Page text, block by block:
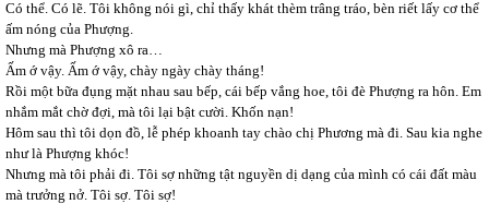
Có thể. Có lẽ. Tôi không nói gì, chỉ thấy khát thèm trâng tráo, bèn riết lấy cơ thể
ấm nóng của Phượng.
Nhưng mà Phượng xô ra…
Ấm ớ vậy. Ấm ớ vậy, chày ngày chày tháng!
Rồi một bữa đụng mặt nhau sau bếp, cái bếp vắng hoe, tôi đè Phượng ra hôn. Em
nhắm mắt chờ đợi, mà tôi lại bật cười. Khốn nạn!
Hôm sau thì tôi dọn đồ, lễ phép khoanh tay chào chị Phương mà đi. Sau kia nghe
như là Phượng khóc!
Nhưng mà tôi phải đi. Tôi sợ những tật nguyền dị dạng của mình có cái đất màu
mà trưởng nở. Tôi sợ. Tôi sợ!